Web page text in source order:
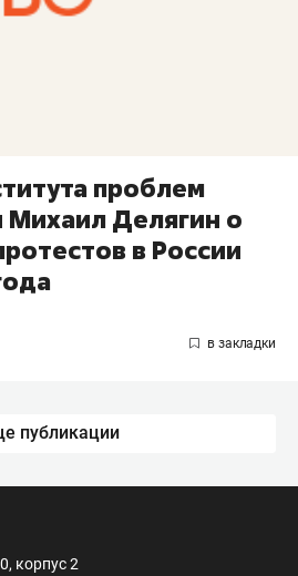
проблем
Михаил Делягин о
в России
публикации
корпус 2